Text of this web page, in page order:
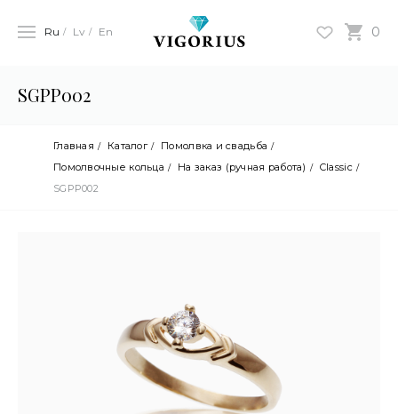
0
Ru Lv En
SGPP002
Главная Каталог
Помолвка и свадьба
Помолвочные кольца
На заказ (ручная работа)
Classic
SGPP002